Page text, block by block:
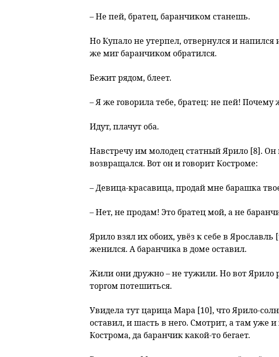
– Не пей, братец, баранчиком станешь.
Но Купало не утерпел, отвернулся и напился
же миг баранчиком обратился.
Бежит рядом, блеет.
– Я же говорила тебе, братец: не пей!
Идут, плачут оба.
Навстречу им молодец статный Ярило [8]. Он
возвращался. Вот он и говорит Костроме:
– Девица-красавица, продай мне барашка
– Нет, не продам! Это братец мой, а не
Ярило взял их обоих, увёз к себе в
женился. А баранчика в доме оставил.
Жили они дружно – не тужили. Но вот Ярило
торгом потешиться.
Увидела тут царица Мара [10], что Ярило-
оставил, и шасть в него. Смотрит, а там уже
Кострома, да баранчик какой-то бегает.